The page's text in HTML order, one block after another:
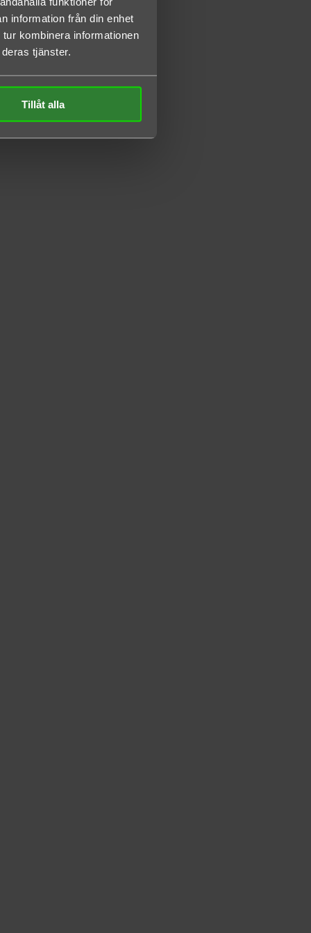
information från din enhet
kombinera informationen
tjänster.
Tillåt alla